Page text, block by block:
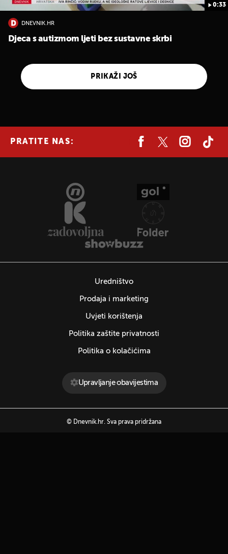
0:33
DNEVNIK.HR
Djeca s autizmom ljeti bez sustavne skrbi
PRIKAŽI JOŠ
PRATITE NAS:
Uredništvo
Prodaja i marketing
Uvjeti korištenja
Politika zaštite privatnosti
Politika o kolačićima
Upravljanje obavijestima
© Dnevnik.hr. Sva prava pridržana